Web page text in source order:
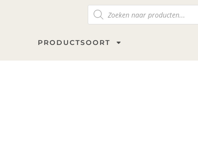
PRODUCTSOORT